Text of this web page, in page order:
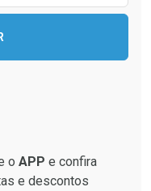
o APP e confira
e descontos